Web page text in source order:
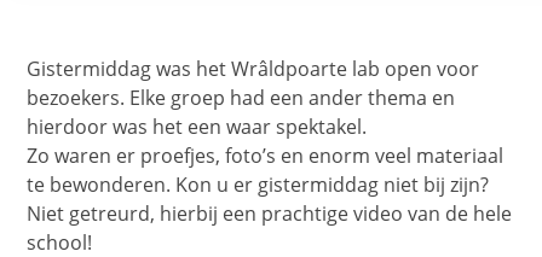
Gistermiddag was het Wrâldpoarte lab open voor
bezoekers. Elke groep had een ander thema en
hierdoor was het een waar spektakel.
Zo waren er proefjes, foto’s en enorm veel materiaal
te bewonderen. Kon u er gistermiddag niet bij zijn?
Niet getreurd, hierbij een prachtige video van de hele
school!